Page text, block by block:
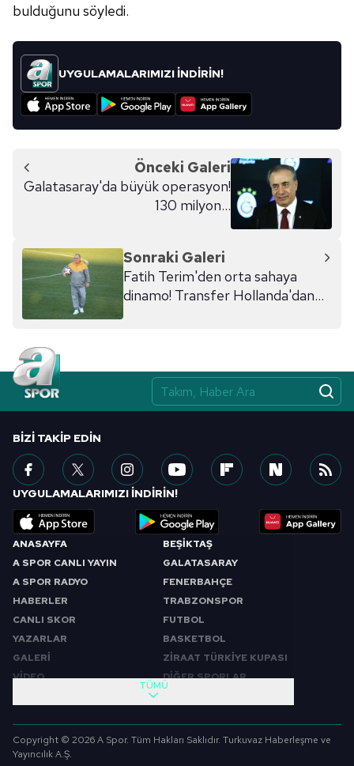
bulduğunu söyledi.
UYGULAMALARIMIZI İNDİRİN!
Önceki Galeri
Galatasaray'da büyük operasyon!
130 milyon...
Sonraki Galeri
Fatih Terim'den orta sahaya
dinamo! Transfer Hollanda'dan
ANASAYFA
A SPOR CANLI YAYIN
A SPOR RADYO
HABERLER
CANLI SKOR
YAZARLAR
GALERİ
VİDEO
BEŞİKTAŞ
GALATASARAY
FENERBAHÇE
TRABZONSPOR
FUTBOL
BASKETBOL
ZİRAAT TÜRKİYE KUPASI
DİĞER SPORLAR
SABAH SPORU
SPOR GÜNDEMİ
FUTBOL
TÜMÜ
BIZI TAKIP EDIN
UYGULAMALARIMIZI İNDİRİN!
Copyright © 2026 A Spor. Tüm Hakları Saklıdır. Turkuvaz Haberleşme ve
Yayıncılık A.Ş.